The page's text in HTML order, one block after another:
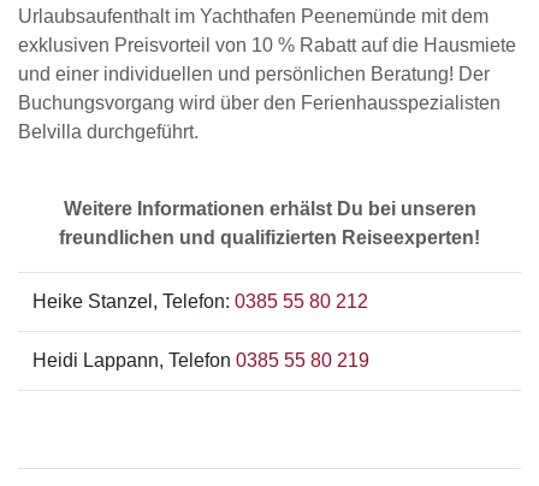
Urlaubsaufenthalt im Yachthafen Peenemünde mit dem
exklusiven Preisvorteil von 10 % Rabatt auf die Hausmiete
und einer individuellen und persönlichen Beratung! Der
Buchungsvorgang wird über den Ferienhausspezialisten
Belvilla durchgeführt.
Weitere Informationen erhälst Du bei unseren
freundlichen und qualifizierten Reiseexperten!
Heike Stanzel, Telefon: 0385 55 80 212
Heidi Lappann, Telefon 0385 55 80 219